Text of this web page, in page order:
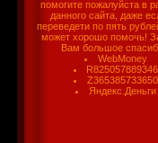
помогите пожалуйста в
данного сайта, даже
переведети по пять
может хорошо помочь!
Вам большое
WebMoney
R825057889346
Z365385733650
Яндекс.Деньги